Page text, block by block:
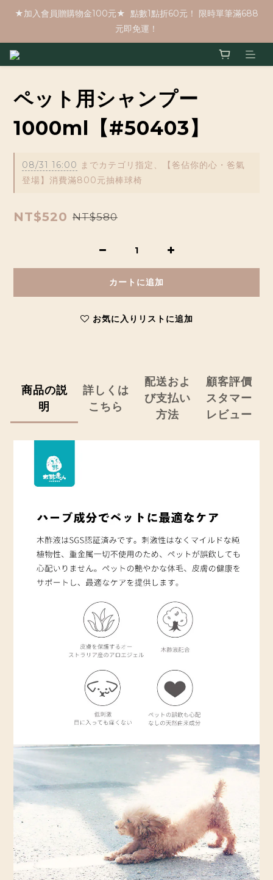
★加入會員贈購物金100元★  點數1點折60元！ 限時單筆滿688
元即免運！
ペット用シャンプー
1000ml【#50403】
08/31 16:00 までカテゴリ指定、【爸佔你的心・爸氣
登場】消費滿800元抽棒球椅
NT$520 NT$580
カートに追加
お気に入りリストに追加
商品の説
明
詳しくは
こちら
配送およ
び支払い
方法
顧客評價
スタマー
レビュー